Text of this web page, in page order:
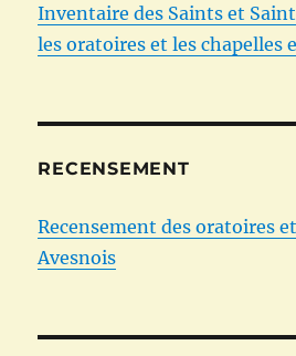
Inventaire des Saints et
les oratoires et les chapelles
RECENSEMENT
Recensement des oratoires
Avesnois